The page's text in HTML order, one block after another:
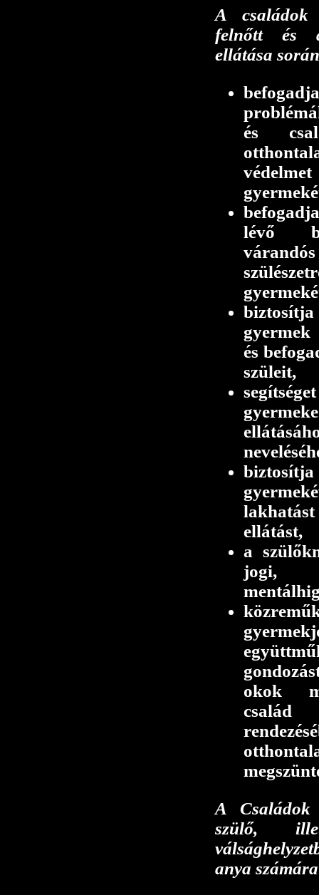
A
felnőtt és
ellátása
és
lévő
gyermek
és
szüleit,
ellátást,
a
jogi,
okok
A
szülő,
anya